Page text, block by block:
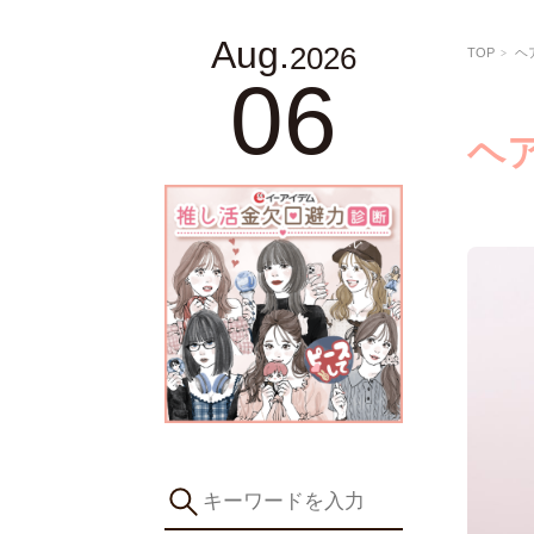
Aug.2026
06
TOP ヘ
ヘ